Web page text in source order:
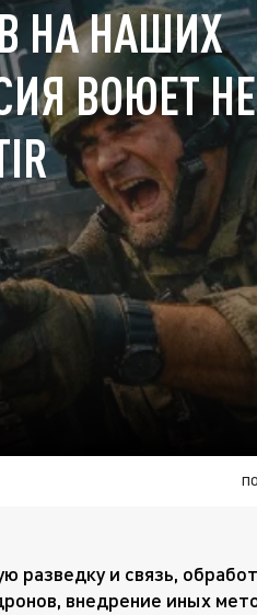
НА НАШИХ
ВОЮЕТ
разведку и связь,
внедрение иных